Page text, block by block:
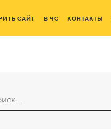
САЙТ В ЧС КОНТАКТЫ